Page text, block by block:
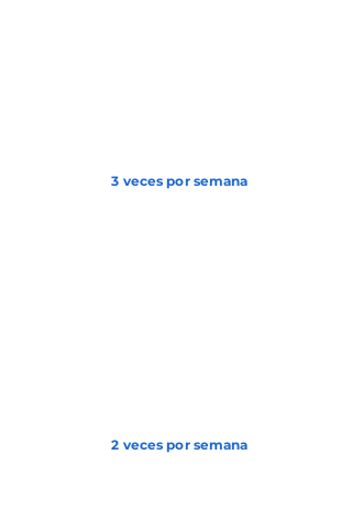
3 veces por semana
2 veces por semana